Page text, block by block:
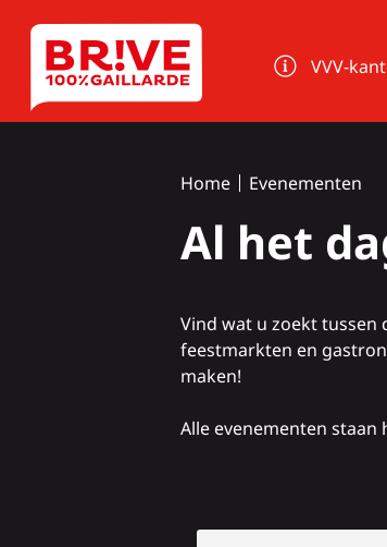
VVV-
Home Evenementen
Al het
Vind wat u zoekt tussen
feestmarkten en
maken!
Alle evenementen